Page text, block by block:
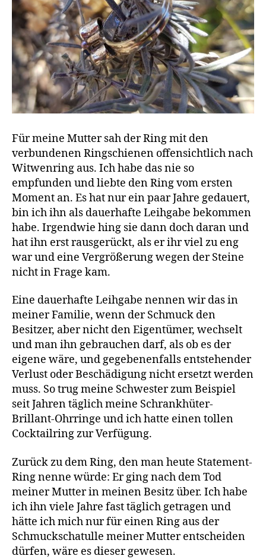
Für meine Mutter sah der Ring mit den
verbundenen Ringschienen offensichtlich nach
Witwenring aus. Ich habe das nie so
empfunden und liebte den Ring vom ersten
Moment an. Es hat nur ein paar Jahre gedauert,
bin ich ihn als dauerhafte Leihgabe bekommen
habe. Irgendwie hing sie dann doch daran und
hat ihn erst rausgerückt, als er ihr viel zu eng
war und eine Vergrößerung wegen der Steine
nicht in Frage kam.
Eine dauerhafte Leihgabe nennen wir das in
meiner Familie, wenn der Schmuck den
Besitzer, aber nicht den Eigentümer, wechselt
und man ihn gebrauchen darf, als ob es der
eigene wäre, und gegebenenfalls entstehender
Verlust oder Beschädigung nicht ersetzt werden
muss. So trug meine Schwester zum Beispiel
seit Jahren täglich meine Schrankhüter-
Brillant-Ohrringe und ich hatte einen tollen
Cocktailring zur Verfügung.
Zurück zu dem Ring, den man heute Statement-
Ring nenne würde: Er ging nach dem Tod
meiner Mutter in meinen Besitz über. Ich habe
ich ihn viele Jahre fast täglich getragen und
hätte ich mich nur für einen Ring aus der
Schmuckschatulle meiner Mutter entscheiden
dürfen, wäre es dieser gewesen.